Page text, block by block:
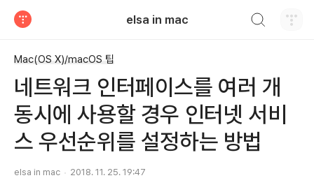
elsa in mac
Mac(OS X)/macOS 팁
네트워크 인터페이스를 여러 개
동시에 사용할 경우 인터넷 서비
스 우선순위를 설정하는 방법
elsa in mac 2018. 11. 25. 19:47